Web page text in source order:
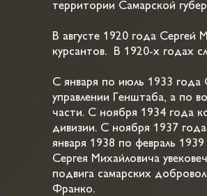
территории Самарской
В августе 1920 года
курсантов. В 1920-х годах
С января по июль 1933 года
управлении Генштаба, а по
части. С ноября 1934 года
дивизии. С ноября 1937
января 1938 по февраль
Сергея Михайловича
подвига самарских
Франко.